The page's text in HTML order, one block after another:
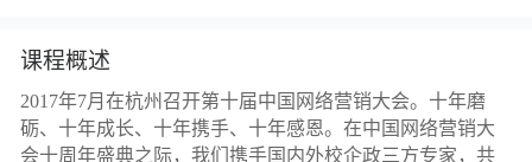
课程概述
2017年7月在杭州召开第十届中国网络营销大会。十年磨
砺、十年成长、十年携手、十年感恩。在中国网络营销大
会十周年盛典之际，我们携手国内外校企政三方专家，共